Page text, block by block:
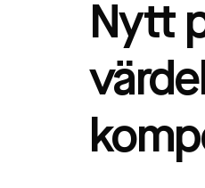
Innovationsledning
JOBBA HOS OSS
Nytt